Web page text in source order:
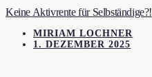
Keine Aktivrente für Selbständige?!
MIRIAM LOCHNER
1. DEZEMBER 2025